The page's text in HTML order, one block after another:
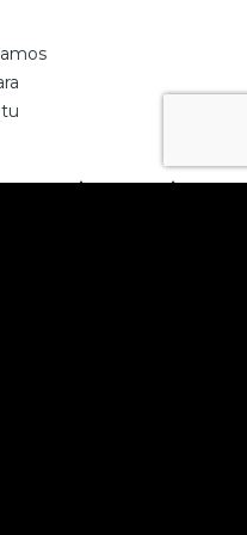
tu mejor ventaja